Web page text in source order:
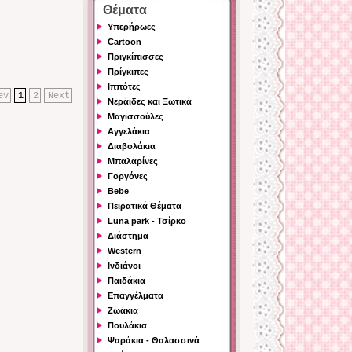
Next
2
1
Θέματα
Υπερήρωες
Cartoon
Πριγκίπισσες
Πρίγκιπες
Ιππότες
Νεράιδες και Ξωτικά
Μαγισσούλες
Αγγελάκια
Διαβολάκια
Μπαλαρίνες
Γοργόνες
Bebe
Πειρατικά Θέματα
Luna park - Τσίρκο
Διάστημα
Western
Ινδιάνοι
Παιδάκια
Επαγγέλματα
Ζωάκια
Πουλάκια
Ψαράκια - Θαλασσινά